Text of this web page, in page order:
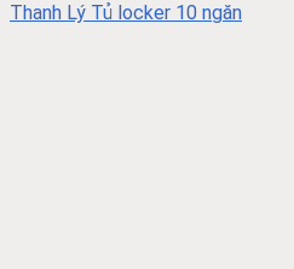
Thanh Lý Tủ locker 10 ngăn